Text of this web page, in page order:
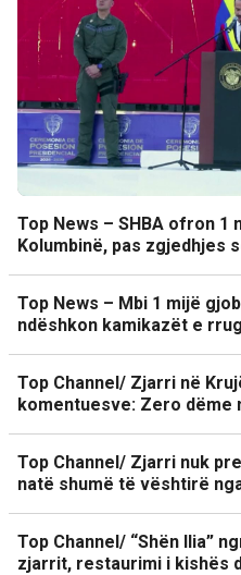
Top News – SHBA ofron 1
Kolumbinë, pas zgjedhjes
Top News – Mbi 1 mijë
ndëshkon kamikazët e
Top Channel/ Zjarri në
komentuesve: Zero dëme
Top Channel/ Zjarri nuk
natë shumë të vështirë
Top Channel/ “Shën Ilia”
zjarrit, restaurimi i kishës